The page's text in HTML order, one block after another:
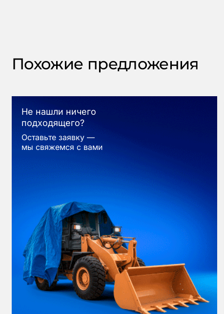
Похожие предложения
Не нашли ничего
подходящего?
Оставьте заявку —
мы свяжемся с вами